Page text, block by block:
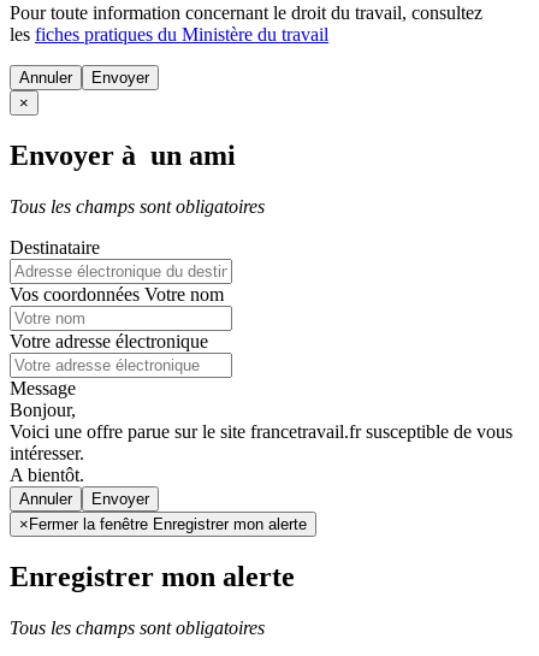
Pour toute information concernant le droit du travail, consultez
les fiches pratiques du Ministère du travail
Annuler
×
Envoyer à un ami
Tous les champs sont obligatoires
Destinataire
Vos coordonnées Votre nom
Votre adresse électronique
Message
Bonjour,
Voici une offre parue sur le site francetravail.fr susceptible de vous
intéresser.
A bientôt.
Annuler
× Fermer la fenêtre Enregistrer mon alerte
Enregistrer mon alerte
Tous les champs sont obligatoires